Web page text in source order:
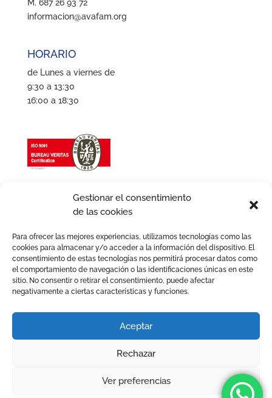
Gestionar el consentimiento
de las cookies
Para ofrecer las mejores experiencias, utilizamos tecnologías como las
cookies para almacenar y/o acceder a la información del dispositivo. El
consentimiento de estas tecnologías nos permitirá procesar datos como
el comportamiento de navegación o las identificaciones únicas en este
sitio. No consentir o retirar el consentimiento, puede afectar
negativamente a ciertas características y funciones.
Aceptar
Rechazar
Ver preferencias
M. 687 26 93 72
informacion@avafam.org
HORARIO
de Lunes a viernes de
9:30 a 13:30
16:00 a 18:30
Términos y condiciones
drets reservats.